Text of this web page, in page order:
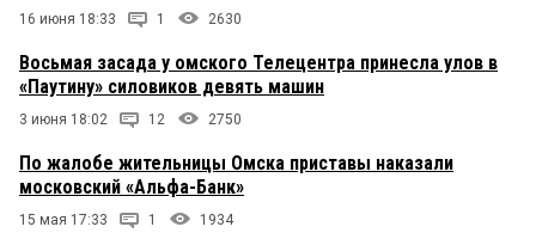
16 июня 18:33 1 2630
Восьмая засада у омского Телецентра принесла улов в
«Паутину» силовиков девять машин
3 июня 18:02 12 2750
По жалобе жительницы Омска приставы наказали
московский «Альфа-Банк»
15 мая 17:33 1 1934